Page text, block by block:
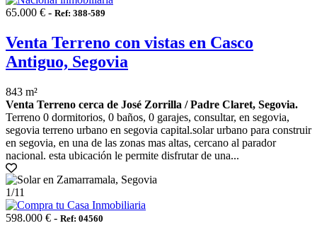
65.000 € - Ref: 388-589
Venta Terreno con vistas en Casco
Antiguo, Segovia
843 m²
Venta Terreno cerca de José Zorrilla / Padre Claret, Segovia.
Terreno 0 dormitorios, 0 baños, 0 garajes, consultar, en segovia,
segovia terreno urbano en segovia capital.solar urbano para construir
en segovia, en una de las zonas mas altas, cercano al parador
nacional. esta ubicación le permite disfrutar de una...
1/11
598.000 € - Ref: 04560